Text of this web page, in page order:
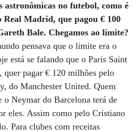
astronômicas no futebol, como é
Real Madrid, que pagou € 100
Bale. Chegamos ao limite?
pensava que o limite era o
está se falando que o Paris Saint
quer pagar € 120 milhões pelo
do Manchester United. Quem
o Neymar do Barcelona terá de
eles. Assim como pelo Cristiano
Para clubes com receitas